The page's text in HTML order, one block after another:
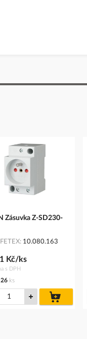
Zásuvka Z-SD230-
10.080.163
s DPH
Kč/ks
26 ks
košíku